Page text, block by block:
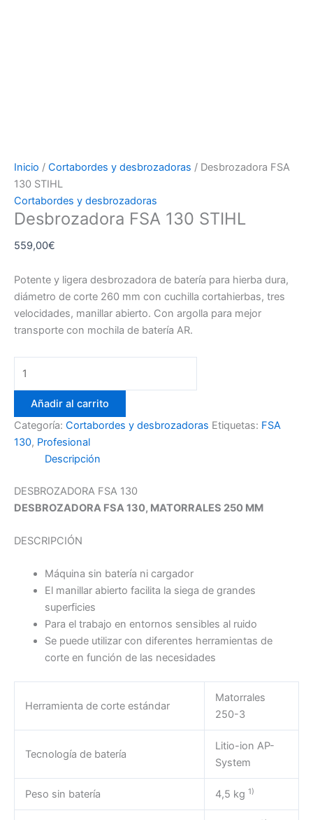
Inicio / Cortabordes y desbrozadoras / Desbrozadora FSA
130 STIHL
Cortabordes y desbrozadoras
Desbrozadora FSA 130 STIHL
559,00€
Potente y ligera desbrozadora de batería para hierba dura,
diámetro de corte 260 mm con cuchilla cortahierbas, tres
velocidades, manillar abierto. Con argolla para mejor
transporte con mochila de batería AR.
FSA
STIHL
cantidad
Añadir al carrito
Categoría: Cortabordes y desbrozadoras Etiquetas: FSA
130, Profesional
Descripción
DESBROZADORA FSA 130
DESBROZADORA FSA 130, MATORRALES 250 MM
DESCRIPCIÓN
Máquina sin batería ni cargador
El manillar abierto facilita la siega de grandes
superficies
Para el trabajo en entornos sensibles al ruido
Se puede utilizar con diferentes herramientas de
corte en función de las necesidades
Herramienta de corte estándar
Matorrales
250-3
Tecnología de batería
Litio-ion AP-
System
Peso sin batería 4,5 kg 1)